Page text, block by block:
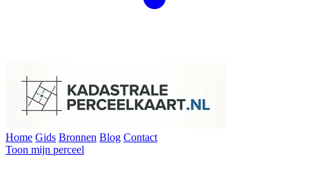
Home Gids Bronnen Blog Contact
Toon mijn perceel